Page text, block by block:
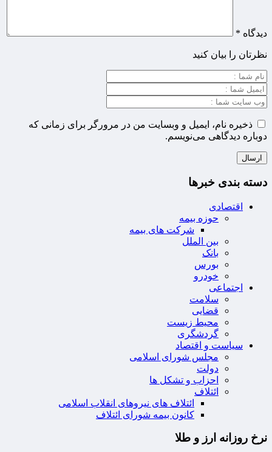
دیدگاه *
نظرتان را بیان کنید
ذخیره نام، ایمیل و وبسایت من در مرورگر برای زمانی که
دوباره دیدگاهی می‌نویسم.
دسته بندی خبرها
اقتصادی
حوزه بیمه
شرکت های بیمه
بین الملل
بانک
بورس
خودرو
اجتماعی
سلامت
قضایی
محیط زیست
گردشگری
سیاست و اقتصاد
مجلس شورای اسلامی
دولت
احزاب و تشکل ها
ائتلاف
ائتلاف های نیروهای انقلاب اسلامی
کانون بیمه شورای ائتلاف
نرخ روزانه ارز و طلا